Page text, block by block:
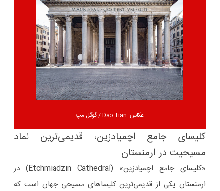
عکاس: Dao Tian / گوگل مپ
کلیسای جامع اچمیادزین، قدیمی‌ترین نماد
مسیحیت در ارمنستان
«کلیسای جامع اچمیادزین» (Etchmiadzin Cathedral) در
ارمنستان یکی از قدیمی‌ترین کلیساهای مسیحی جهان است که